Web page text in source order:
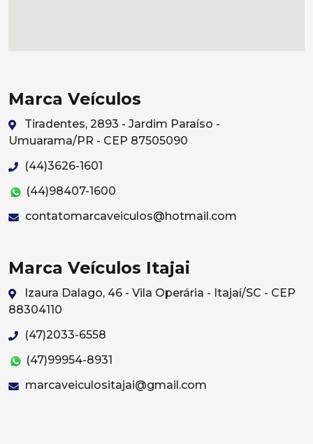
Marca Veículos
Tiradentes, 2893 - Jardim Paraíso -
Umuarama/PR - CEP 87505090
(44)3626-1601
(44)98407-1600
contatomarcaveiculos@hotmail.com
Marca Veículos Itajai
Izaura Dalago, 46 - Vila Operária - Itajaí/SC - CEP
88304110
(47)2033-6558
(47)99954-8931
marcaveiculositajai@gmail.com